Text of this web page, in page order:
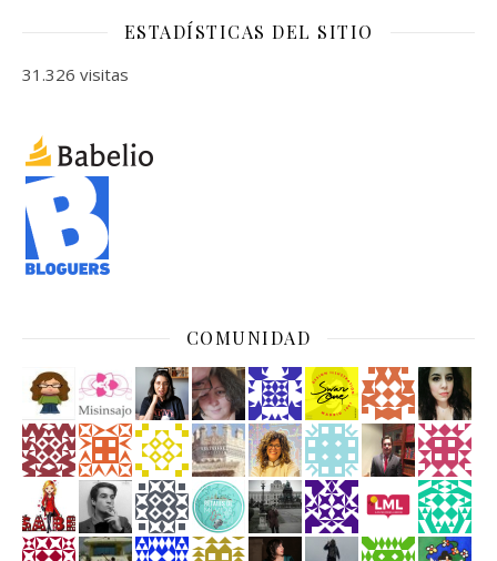
ESTADÍSTICAS DEL SITIO
31.326 visitas
COMUNIDAD